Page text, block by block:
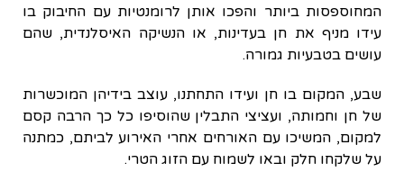
המחוספסות ביותר והפכו אותן לרומנטיות עם החיבוק בו
עידו מניף את חן בעדינות, או הנשיקה האיסלנדית, שהם
עושים בטבעיות גמורה.
שבע, המקום בו חן ועידו התחתנו, עוצב בידיהן המוכשרות
של חן וחמותה, ועציצי התבלין שהוסיפו כל כך הרבה קסם
למקום, המשיכו עם האורחים אחרי האירוע לביתם, כמתנה
על שלקחו חלק ובאו לשמוח עם הזוג הטרי.